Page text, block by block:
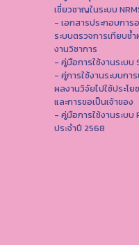
เชี่ยวชาญในระบบ
- เอกสารประกอบการ
ระบบตรวจการเทียบซ้
งานวิชาการ
- คู่มือการใช้งานระบบ
- คู่การใช้งานระบบกา
ผลงานวิจัยไปใช้ประโย
และการขอเป็นเจ้าของ
- คู่มือการใช้งานระบบ
ประจำปี 2568